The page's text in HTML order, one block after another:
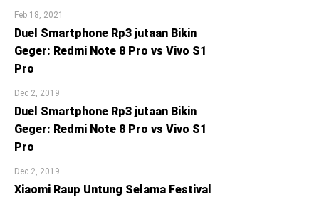
Feb 18, 2021
Duel Smartphone Rp3 jutaan Bikin
Geger: Redmi Note 8 Pro vs Vivo S1
Pro
Dec 2, 2019
Duel Smartphone Rp3 jutaan Bikin
Geger: Redmi Note 8 Pro vs Vivo S1
Pro
Dec 2, 2019
Xiaomi Raup Untung Selama Festival